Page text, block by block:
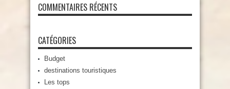
COMMENTAIRES RÉCENTS
CATÉGORIES
Budget
destinations touristiques
Les tops